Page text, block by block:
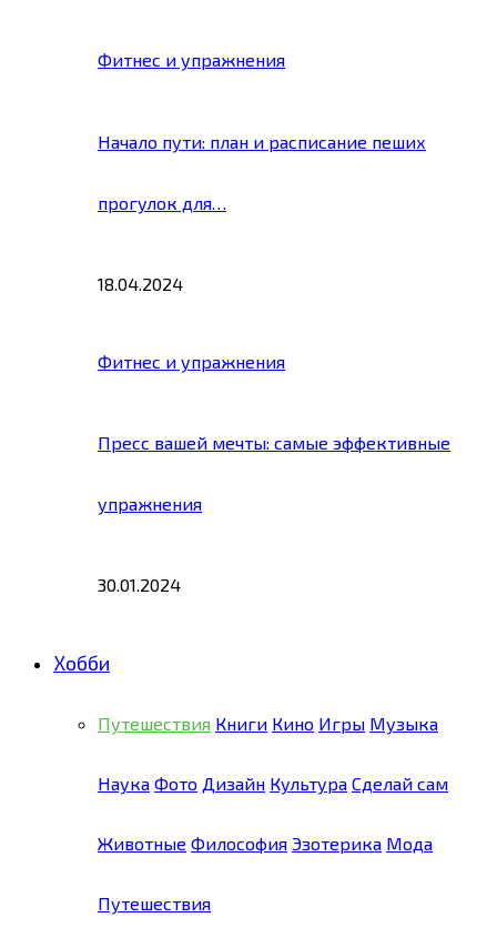
Фитнес и упражнения
Начало пути: план и расписание пеших
прогулок для…
18.04.2024
Фитнес и упражнения
Пресс вашей мечты: самые эффективные
упражнения
30.01.2024
Хобби
Путешествия Книги Кино Игры Музыка
Наука Фото Дизайн Культура Сделай сам
Животные Философия Эзотерика Мода
Путешествия